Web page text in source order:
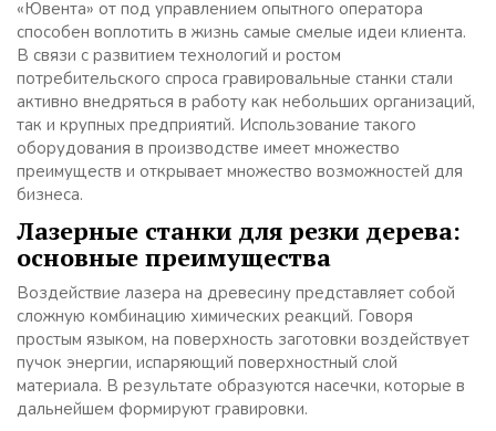
«Ювента» от под управлением опытного оператора
способен воплотить в жизнь самые смелые идеи клиента.
В связи с развитием технологий и ростом
потребительского спроса гравировальные станки стали
активно внедряться в работу как небольших организаций,
так и крупных предприятий. Использование такого
оборудования в производстве имеет множество
преимуществ и открывает множество возможностей для
бизнеса.
Лазерные станки для резки дерева:
основные преимущества
Воздействие лазера на древесину представляет собой
сложную комбинацию химических реакций. Говоря
простым языком, на поверхность заготовки воздействует
пучок энергии, испаряющий поверхностный слой
материала. В результате образуются насечки, которые в
дальнейшем формируют гравировки.